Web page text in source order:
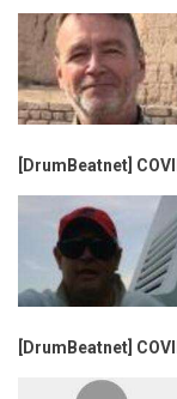
[DrumBeatnet]
[DrumBeatnet]